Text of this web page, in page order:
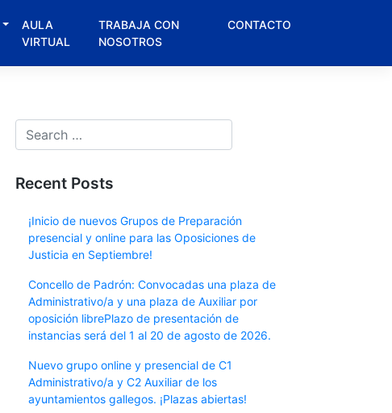
AULA
VIRTUAL
TRABAJA CON
NOSOTROS
CONTACTO
Recent Posts
¡Inicio de nuevos Grupos de Preparación
presencial y online para las Oposiciones de
Justicia en Septiembre!
Concello de Padrón: Convocadas una plaza de
Administrativo/a y una plaza de Auxiliar por
oposición librePlazo de presentación de
instancias será del 1 al 20 de agosto de 2026.
Nuevo grupo online y presencial de C1
Administrativo/a y C2 Auxiliar de los
ayuntamientos gallegos. ¡Plazas abiertas!